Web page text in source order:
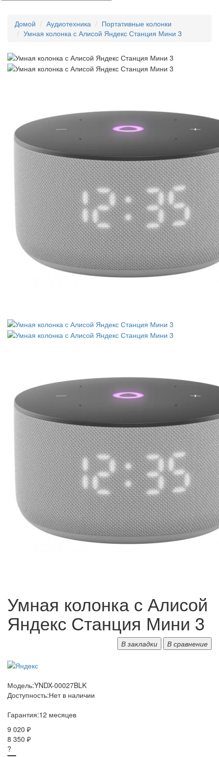
Домой Аудиотехника
Портативные колонки
Умная колонка с Алисой Яндекс Станция Мини 3
Умная колонка с Алисой
Яндекс Станция Мини 3
В закладки В сравнение
Модель:YNDX-00027BLK
Доступность:Нет в наличии
Гарантия:12 месяцев
9 020 ₽
8 350 ₽
?